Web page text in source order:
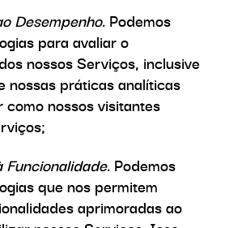
Desempenho. Podemos
para avaliar o
nossos Serviços, inclusive
nossas práticas analíticas
nossos visitantes
Funcionalidade. Podemos
que nos permitem
aprimoradas ao